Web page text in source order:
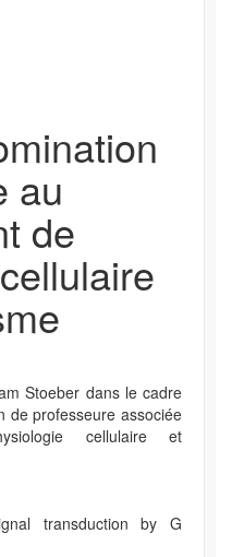
au
de
Stoeber dans le cadre
de professeure associée
cellulaire et
transduction by G